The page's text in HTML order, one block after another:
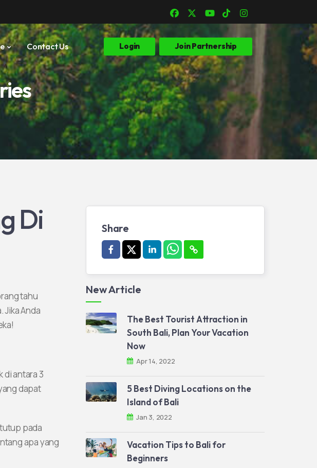
Contact Us Login Join Partnership
Di
tahu
Jika Anda
di antara 3
dapat
pada
apa yang
Share
New Article
The Best Tourist Attraction in
South Bali, Plan Your Vacation
Now
Apr 14, 2022
5 Best Diving Locations on the
Island of Bali
Jan 3, 2022
Vacation Tips to Bali for
Beginners